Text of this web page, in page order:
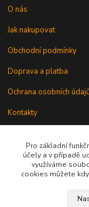
O nás
Jak nakupovat
Obchodní podmínky
Doprava a platba
Ochrana osobních
Kontakty
Pro základní
účely a v případě
využíváme
cookies můžete